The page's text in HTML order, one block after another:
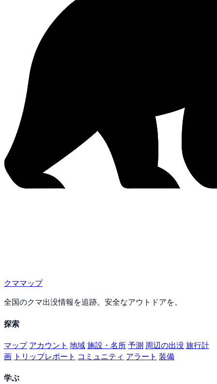
クママップ
全国のクマ出没情報を追跡。安全なアウトドアを。
探索
マップ アカウント 地域施設・名所予測 周辺の出没旅行計
画 トリップレポート コミュニティ アラート 装備
学ぶ